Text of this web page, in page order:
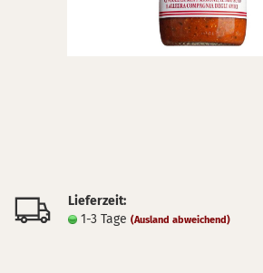
Lieferzeit:
1-3 Tage (Ausland abweichend)